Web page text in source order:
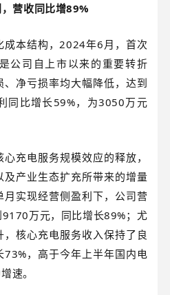
营收同比增89%
成本结构，2024年6月，首次
公司自上市以来的重要转折
、净亏损率均大幅降低，达到
同比增长59%，为3050万元
充电服务规模效应的释放，
产业生态扩充所带来的增量
月实现经营侧盈利下，公司营
万元，同比增长89%；尤
核心充电服务收入保持了良
，高于今年上半年国内电
速。